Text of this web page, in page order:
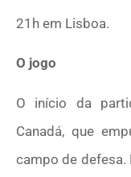
21h em Lisboa.
O jogo
O início da
Canadá, que
campo de